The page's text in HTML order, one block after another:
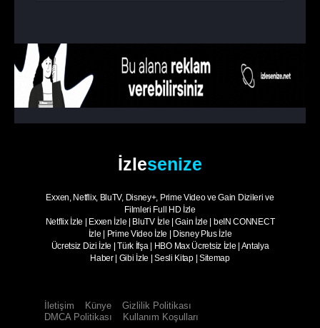
1. Sezon8. Bölüm- Sezon Finali
İzlesenize
Exxen, Netflix, BluTV, Disney+, Prime Video ve Gain Dizileri ve
Filmleri Full HD İzle
Netflix İzle | Exxen İzle | BluTV İzle |Gain İzle | beIN CONNECT
İzle | Prime Video İzle | Disney Plus İzle
Ücretsiz Dizi İzle |Türk İfşa | HBO Max Ücretsiz İzle | Antalya
Haber| Gibi İzle |Sesli Kitap| Sitemap
İletişim Künye
Gizlilik Politikası
DMCA Politikası
Kullanım Koşulları